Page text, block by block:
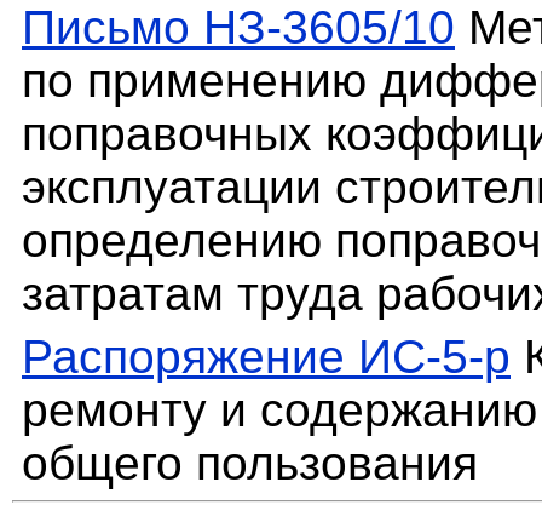
Письмо НЗ-3605/10
по применению
поправочных
эксплуатации
определению
затратам труда
Распоряжение ИС-5-р
ремонту и
общего пользования